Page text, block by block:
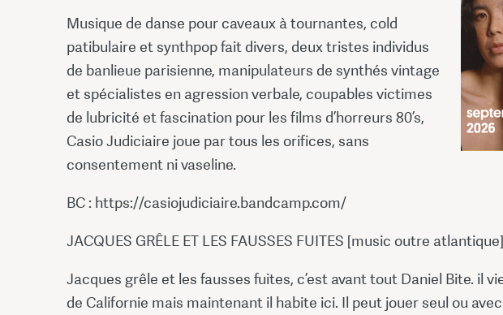
Musique de danse pour caveaux à tournantes, cold
patibulaire et synthpop fait divers, deux tristes individus
de banlieue parisienne, manipulateurs de synthés vintage
et spécialistes en agression verbale, coupables victimes
de lubricité et fascination pour les films d’horreurs 80’s,
Casio Judiciaire joue par tous les orifices, sans
consentement ni vaseline.
BC : https://casiojudiciaire.bandcamp.com/
JACQUES GRÊLE ET LES FAUSSES FUITES [music outre atlantique]
Jacques grêle et les fausses fuites, c’est avant tout Daniel Bite. il
de Californie mais maintenant il habite ici. Il peut jouer seul ou